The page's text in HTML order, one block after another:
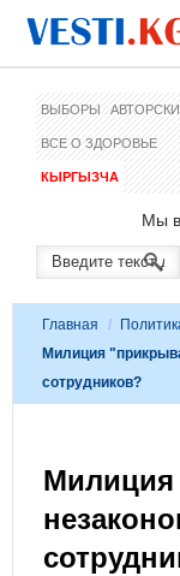
ВЫБОРЫ
ВСЕ О ЗДОРОВЬЕ
КЫРГЫЗЧА
Мы в
Главная /
Милиция
сотрудников?
Милиция